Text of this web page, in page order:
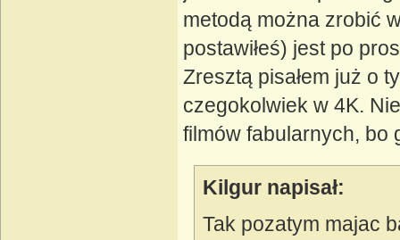
metodą można zrobić
postawiłeś) jest po
Zresztą pisałem już o
czegokolwiek w 4K.
filmów fabularnych, bo
Kilgur napisał:
Tak pozatym majac